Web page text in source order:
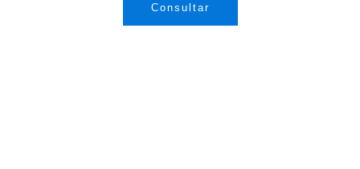
Consultar